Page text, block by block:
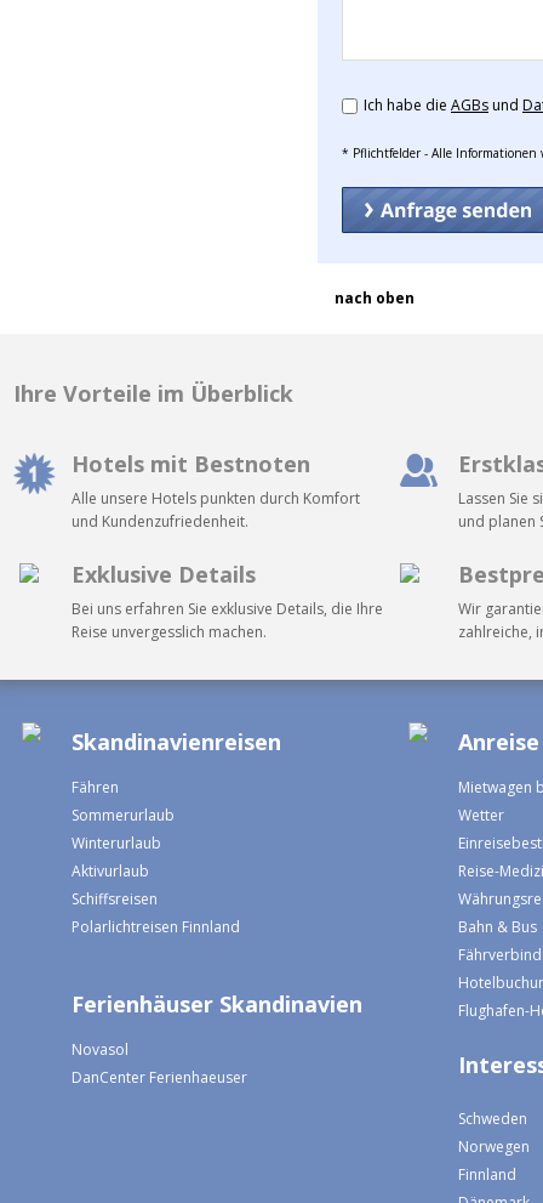
Ich habe die AGBsund
* Pflichtfelder - Alle
nach oben
Ihre Vorteile im Überblick
Hotels mit Bestnoten
Alle unsere Hotels punkten durch Komfort
und Kundenzufriedenheit.
Lassen Sie
und planen
Exklusive Details
Bei uns erfahren Sie exklusive Details, die Ihre
Reise unvergesslich machen.
Wir
zahlreiche,
Skandinavienreisen
Fähren
Sommerurlaub
Winterurlaub
Aktivurlaub
Schiffsreisen
Polarlichtreisen Finnland
Ferienhäuser Skandinavien
Novasol
DanCenter Ferienhaeuser
Mietwagen
Wetter
Reise-
Bahn & Bus
Flughafen-
Schweden
Norwegen
Finnland